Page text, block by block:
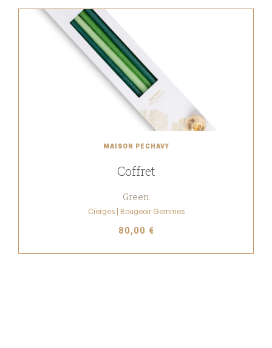
MAISON PECHAVY
Coffret
Green
Cierges | Bougeoir Gemmes
80,00 €